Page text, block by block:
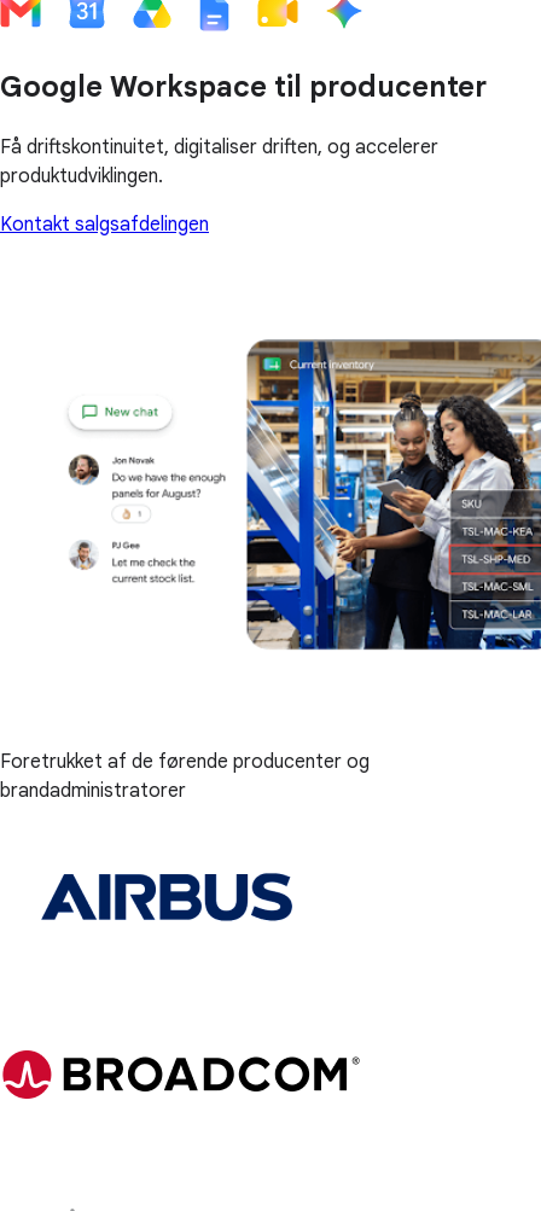
Google Workspace til producenter
Få driftskontinuitet, digitaliser driften, og accelerer
produktudviklingen.
Kontakt salgsafdelingen
Foretrukket af de førende producenter og
brandadministratorer